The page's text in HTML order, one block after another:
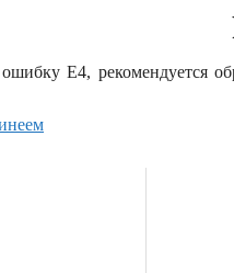
E4, рекомендуется